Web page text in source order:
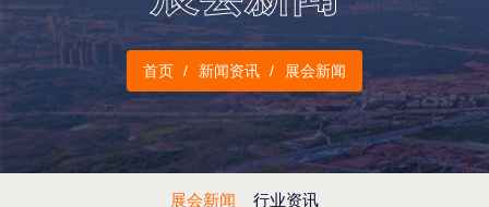
首页 新闻资讯 展会新闻
展会新闻 行业资讯